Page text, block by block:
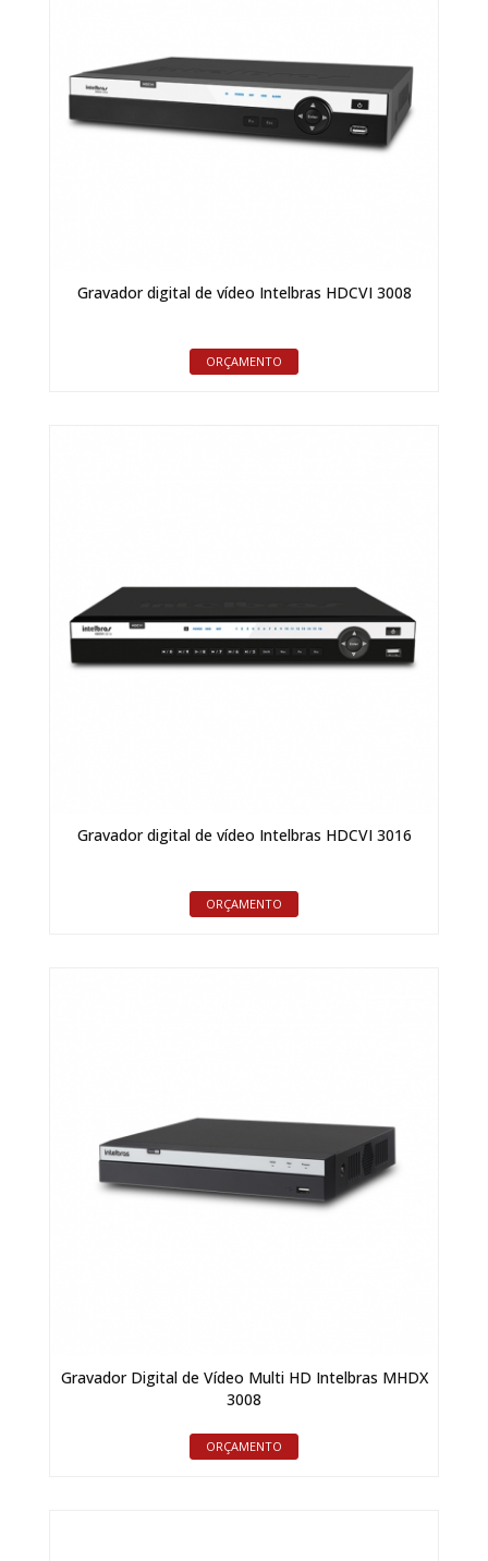
Gravador digital de vídeo Intelbras HDCVI 3008
ORÇAMENTO
Gravador digital de vídeo Intelbras HDCVI 3016
ORÇAMENTO
Gravador Digital de Vídeo Multi HD Intelbras MHDX
3008
ORÇAMENTO